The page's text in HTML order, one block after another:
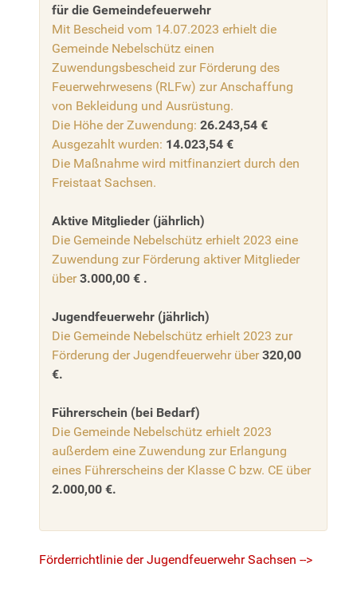
für die Gemeindefeuerwehr
Mit Bescheid vom 14.07.2023 erhielt die
Gemeinde Nebelschütz einen
Zuwendungsbescheid zur Förderung des
Feuerwehrwesens (RLFw) zur Anschaffung
von Bekleidung und Ausrüstung.
Die Höhe der Zuwendung: 26.243,54 €
Ausgezahlt wurden: 14.023,54 €
Die Maßnahme wird mitfinanziert durch den
Freistaat Sachsen.
Aktive Mitglieder (jährlich)
Die Gemeinde Nebelschütz erhielt 2023 eine
Zuwendung zur Förderung aktiver Mitglieder
über3.000,00 € .
Jugendfeuerwehr (jährlich)
Die Gemeinde Nebelschütz erhielt 2023 zur
Förderung der Jugendfeuerwehr über 320,00
€.
Führerschein (bei Bedarf)
Die Gemeinde Nebelschütz erhielt 2023
außerdem eine Zuwendung zur Erlangung
eines Führerscheins der Klasse C bzw. CE über
2.000,00 €.
Förderrichtlinie der Jugendfeuerwehr Sachsen -->